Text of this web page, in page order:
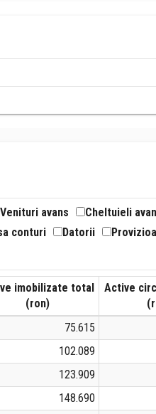
Venituri avans Cheltuieli
conturi Datorii
imobilizate total
(ron)
Active
75.615
102.089
123.909
148.690